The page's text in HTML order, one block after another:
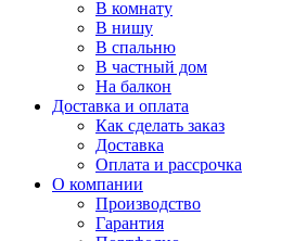
В комнату
В нишу
В спальню
В частный дом
На балкон
Доставка и оплата
Как сделать заказ
Доставка
Оплата и рассрочка
О компании
Производство
Гарантия